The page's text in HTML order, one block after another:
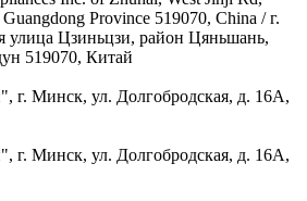
Province 519070, China / г.
улица Цзиньцзи, район Цяньшань,
519070, Китай
Минск, ул. Долгобродская, д. 16А,
Минск, ул. Долгобродская, д. 16А,